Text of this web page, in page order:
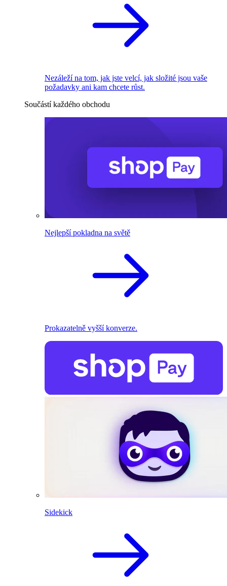
Nezáleží na tom, jak jste velcí, jak složité jsou vaše
požadavky ani kam chcete růst.
Součástí každého obchodu
Nejlepší pokladna na světě
Prokazatelně vyšší konverze.
Sidekick